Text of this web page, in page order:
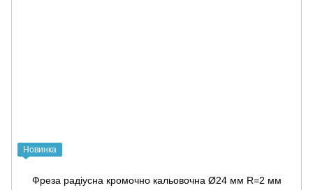
Новинка
Фреза радіусна кромочно кальовочна Ø24 мм R=2 мм